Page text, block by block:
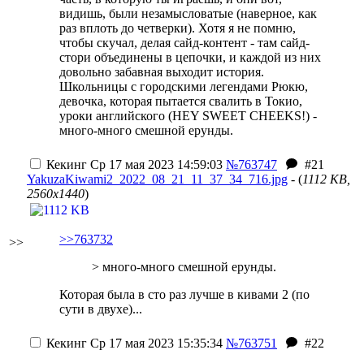
видишь, были незамысловатые (наверное, как
раз вплоть до четверки). Хотя я не помню,
чтобы скучал, делая сайд-контент - там сайд-
стори объединены в цепочки, и каждой из них
довольно забавная выходит история.
Школьницы с городскими легендами Рюкю,
девочка, которая пытается свалить в Токио,
уроки английского (HEY SWEET CHEEKS!) -
много-много смешной ерунды.
>>
Кекинг Ср 17 мая 2023 14:59:03 №763747
#21
YakuzaKiwami2_2022_08_21_11_37_34_716.jpg - (1112 KB,
2560x1440)
>>763732
> много-много смешной ерунды.
Которая была в сто раз лучше в кивами 2 (по
сути в двухе)...
Кекинг Ср 17 мая 2023 15:35:34 №763751
#22